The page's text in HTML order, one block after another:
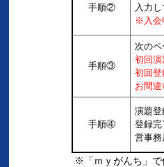
手順②
入力
※入会
手順③
次の
初回
初回
お間
手順④
演題
登録
営事
※「ｍｙがんち」で